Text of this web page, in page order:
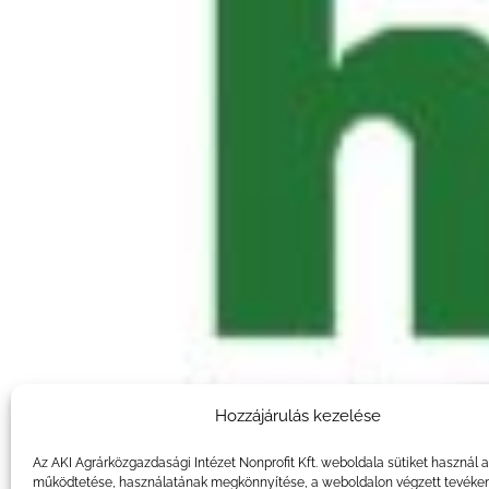
Hozzájárulás kezelése
Az AKI Agrárközgazdasági Intézet Nonprofit Kft. weboldala sütiket használ
működtetése, használatának megkönnyítése, a weboldalon végzett